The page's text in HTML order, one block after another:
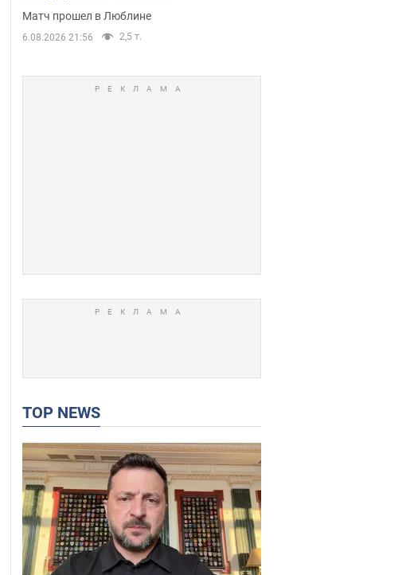
Матч прошел в Люблине
6.08.2026 21:56 2,5 т.
TOP NEWS